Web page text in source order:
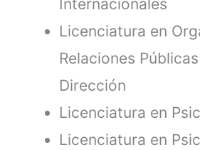
Internacionales
Licenciatura en
Relaciones
Dirección
Licenciatura en
Licenciatura en